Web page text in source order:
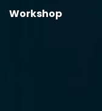
Workshop